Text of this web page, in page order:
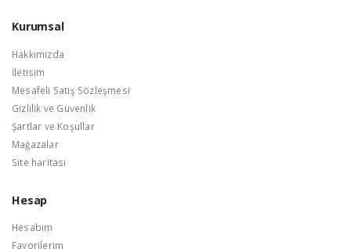
Kurumsal
Hakkımızda
İletisim
Mesafeli Satış Sözleşmesi
Gizlilik ve Güvenlik
Şartlar ve Koşullar
Mağazalar
Site haritası
Hesap
Hesabım
Favorilerim